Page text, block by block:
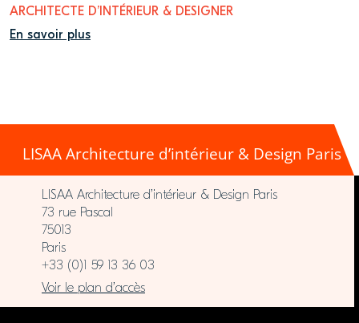
ARCHITECTE D’INTÉRIEUR & DESIGNER
En savoir plus
LISAA Architecture d’intérieur & Design Paris
LISAA Architecture d’intérieur & Design Paris
73 rue Pascal
75013
Paris
+33 (0)1 59 13 36 03
Voir le plan d’accès